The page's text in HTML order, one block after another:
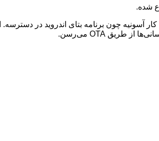
شده خودشون نصب کنن، کار آسونیه چون برنامه بتای